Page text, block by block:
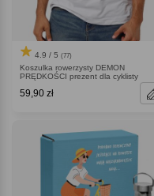
4.9 / 5 (77)
Koszulka rowerzysty DEMON
PRĘDKOŚCI prezent dla cyklisty
59,90 zł